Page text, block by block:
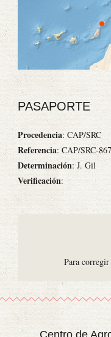
PASAPORTE
Procedencia: CAP/SRC
Referencia: CAP/SRC-867
Determinación: J. Gil
Verificación:
Para
Centro de